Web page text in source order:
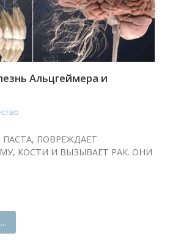
Альцгеймера и
ПАСТА, ПОВРЕЖДАЕТ
КОСТИ И ВЫЗЫВАЕТ РАК. ОНИ